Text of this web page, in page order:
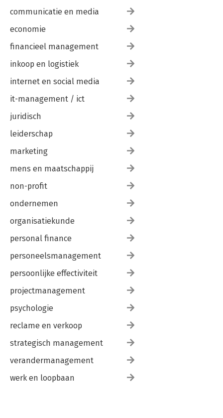
communicatie en media
economie
financieel management
inkoop en logistiek
internet en social media
it-management / ict
juridisch
leiderschap
marketing
mens en maatschappij
non-profit
ondernemen
organisatiekunde
personal finance
personeelsmanagement
persoonlijke effectiviteit
projectmanagement
psychologie
reclame en verkoop
strategisch management
verandermanagement
werk en loopbaan